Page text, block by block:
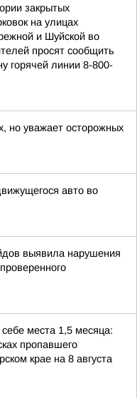
закрытых
на улицах
и Шуйской во
просят сообщить
горячей линии 8-800-
но уважает осторожных
авто во
выявила нарушения
места 1,5 месяца:
пропавшего
крае на 8 августа